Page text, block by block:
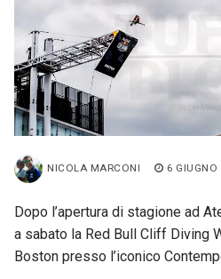
NICOLA MARCONI 6 GIUGNO
Dopo l’apertura di stagione ad
a sabato la Red Bull Cliff Diving
Boston presso l’iconico